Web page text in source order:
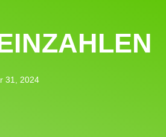
31, 2024